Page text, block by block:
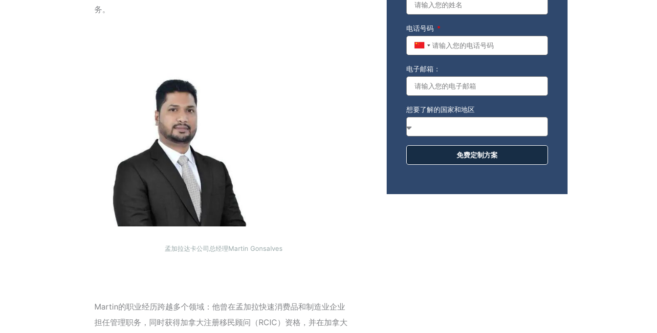
务。
孟加拉达卡公司总经理Martin Gonsalves
Martin的职业经历跨越多个领域：他曾在孟加拉快速消费品和制造业企业
担任管理职务，同时获得加拿大注册移民顾问（RCIC）资格，并在加拿大
电话号码
China
电子邮箱：
想要了解的国家和地区
免费定制方案